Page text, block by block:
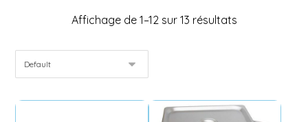
Affichage de 1–12 sur 13 résultats